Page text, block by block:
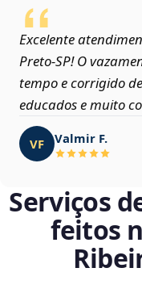
Excelente
Preto‑SP! O
tempo e corrigido
educados e muito
VF Valmir F.
Serviços
feitos